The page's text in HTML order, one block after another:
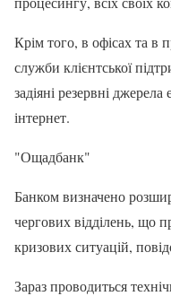
Крім того, в офісах та
служби клієнтської
задіяні резервні
інтернет.
"Ощадбанк"
Банком визначено
чергових відділень, що
кризових ситуацій,
Зараз проводиться